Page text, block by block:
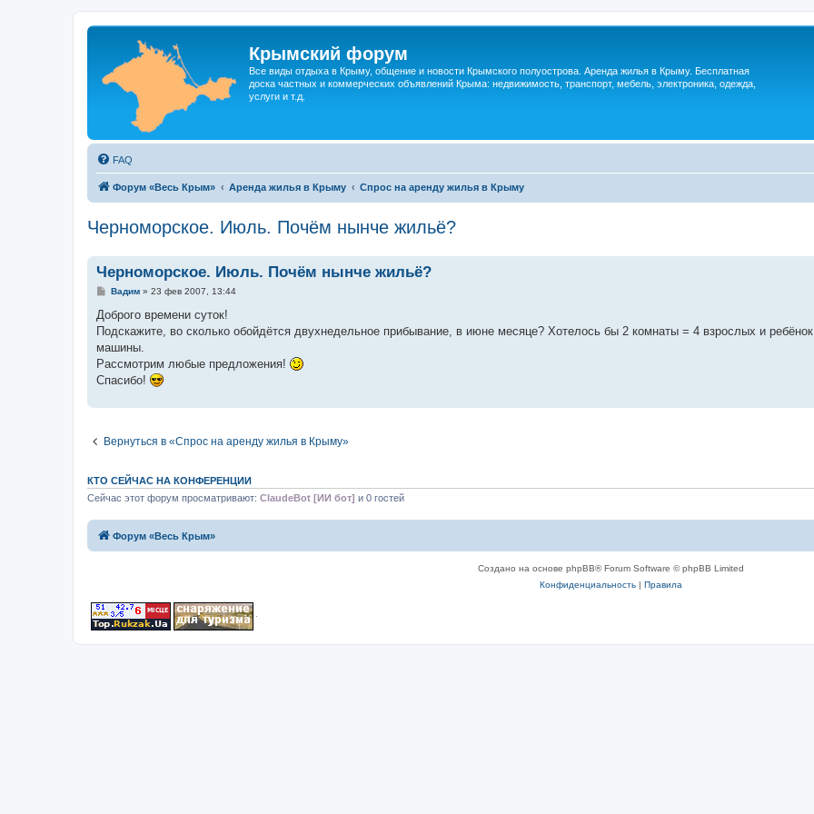
Крымский форум
Все виды отдыха в Крыму, общение и новости Крымского полуострова. Аренда жилья в Крыму. Бесплатная
доска частных и коммерческих объявлений Крыма: недвижимость, транспорт, мебель, электроника, одежда,
услуги и т.д.
FAQ
Форум «Весь Крым» Аренда жилья в Крыму Спрос на аренду жилья в Крыму
Черноморское. Июль. Почём нынче жильё?
Черноморское. Июль. Почём нынче жильё?
С
о
щ
е
и
е
Вадим» 23 фев 2007, 13:44
Доброго времени суток!
Подскажите, во сколько обойдётся двухнедельное прибывание, в июне месяце? Хотелось бы 2 комнаты = 4 взрослых и
машины.
Рассмотрим любые предложения!
Спасибо!
Вернуться в «Спрос на аренду жилья в Крыму»
КТО СЕЙЧАС НА КОНФЕРЕНЦИИ
Сейчас этот форум просматривают: ClaudeBot [ИИ бот] и 0 гостей
Форум «Весь Крым»
Создано на основе phpBB® Forum Software © phpBB Limited
Конфиденциальность| Правила